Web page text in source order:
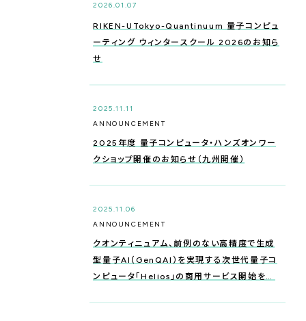
2026.01.07
RIKEN-UTokyo-Quantinuum 量子コンピュ
ーティング ウィンタースクール 2026のお知ら
せ
2025.11.11
ANNOUNCEMENT
2025年度 量子コンピュータ・ハンズオンワー
クショップ開催のお知らせ（九州開催）
2025.11.06
ANNOUNCEMENT
クオンティニュアム、前例のない高精度で生成
型量子AI（GenQAI）を実現する次世代量子コ
ンピュータ「Helios」の商用サービス開始を発